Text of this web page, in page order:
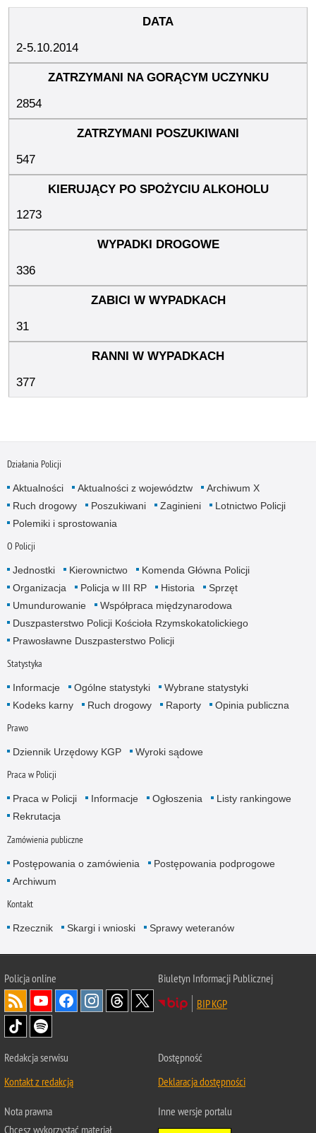
2-5.10.2014
2854
547
1273
336
31
377
Działania Policji
Aktualności Aktualności z województw
Archiwum X
Ruch drogowy
Poszukiwani Zaginieni
Lotnictwo Policji
Polemiki i sprostowania
O Policji
Jednostki Kierownictwo
Komenda Główna Policji
Organizacja
Policja w III RP Historia
Sprzęt
Umundurowanie
Współpraca międzynarodowa
Duszpasterstwo Policji Kościoła Rzymskokatolickiego
Prawosławne Duszpasterstwo Policji
Statystyka
Informacje Ogólne statystyki
Wybrane statystyki
Kodeks karny
Ruch drogowy Raporty Opinia publiczna
Prawo
Dziennik Urzędowy KGP Wyroki sądowe
Praca w Policji
Praca w Policji Informacje Ogłoszenia
Listy rankingowe
Rekrutacja
Zamówienia publiczne
Postępowania o zamówienia
Postępowania podprogowe
Archiwum
Kontakt
Rzecznik Skargi i wnioski Sprawy weteranów
Policjaonline
Biuletyn Informacji Publicznej
BIP KGP
Redakcja serwisu
Kontakt z redakcją
Dostępność
Deklaracja dostępności
Nota prawna
Chcesz wykorzystać materiał
Inne wersje portalu